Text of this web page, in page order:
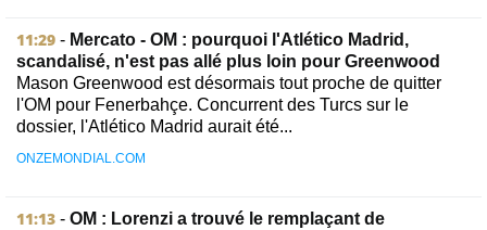
11:29 - Mercato - OM : pourquoi l'Atlético Madrid,
scandalisé, n'est pas allé plus loin pour Greenwood
Mason Greenwood est désormais tout proche de quitter
l'OM pour Fenerbahçe. Concurrent des Turcs sur le
dossier, l'Atlético Madrid aurait été...
ONZEMONDIAL.COM
11:13 - OM : Lorenzi a trouvé le remplaçant de